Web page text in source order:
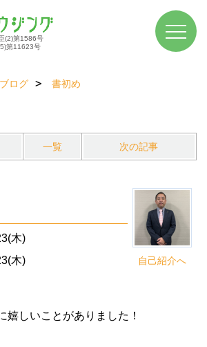
(2)第1586号
第11623号
ログ 書初め
一覧 次の記事
自己紹介へ
木)
木)
嬉しいことがありました！